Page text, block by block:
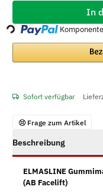
In
Loading...
Sofort verfügbar
Frage zum Artikel
Beschreibung
ELMASLINE
(AB Facelift)